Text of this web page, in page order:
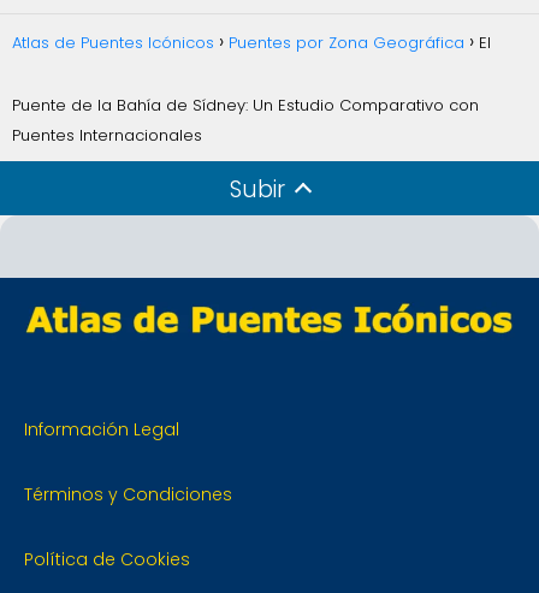
Atlas de Puentes Icónicos Puentes por Zona Geográfica El
Puente de la Bahía de Sídney: Un Estudio Comparativo con
Puentes Internacionales
Subir
Información Legal
Términos y Condiciones
Política de Cookies